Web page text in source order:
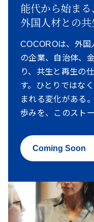
能代から始まる、
外国人材との共
COCOROは、外国
の企業、自治体、
り、共生と再生の
す。ひとりではな
まれる変化がある
歩みを、このスト
Coming Soon